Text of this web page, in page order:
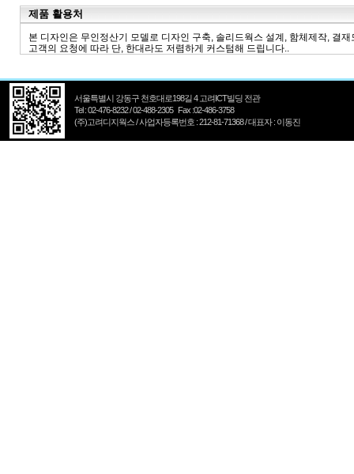
제품 활용처
본 디자인은 무인정산기 모델로 디자인 구축, 솔리드웍스 설계, 함체제작, 결재
고객의 요청에 따라 단, 한대라도 저렴하게 커스텀해 드립니다..
서울특별시 강동구 천호대로198길 4 고려ICT빌딩 전관
Tel : 02-476-8232 / 02-488-2305 Fax :02-486-3758
(주)고려디지웍스 / 사업자등록번호 : 212-81-71368 / 대표자 : 이동진